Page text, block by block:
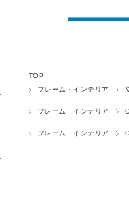
TOP
フレーム・インテリア
フレーム・インテリア
フレーム・インテリア